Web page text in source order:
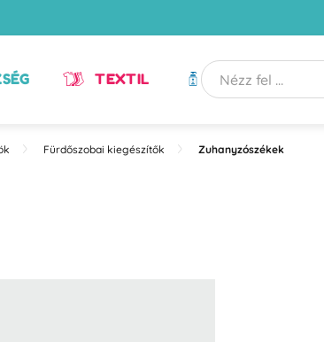
TEXTIL HIGIÉNIA
Fürdőszobai kiegészítők Zuhanyzószékek